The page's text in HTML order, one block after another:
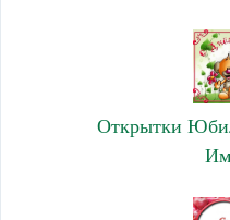
Открытки